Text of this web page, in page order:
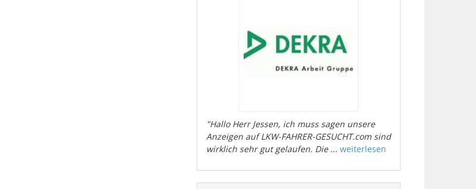
"Hallo Herr Jessen, ich muss sagen unsere
Anzeigen auf LKW-FAHRER-GESUCHT.com sind
wirklich sehr gut gelaufen. Die... weiterlesen